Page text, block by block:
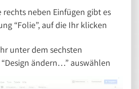
rechts neben Einfügen gibt es
“Folie”, auf die Ihr klicken
unter dem sechsten
ändern…” auswählen